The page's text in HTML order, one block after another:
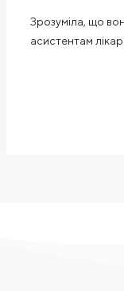
Зрозуміла, що
асистентам